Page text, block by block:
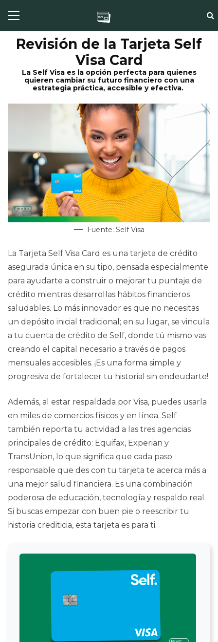
Revisión de la Tarjeta Self
Visa Card
La Self Visa es la opción perfecta para quienes
quieren cambiar su futuro financiero con una
estrategia práctica, accesible y efectiva.
Fuente: Self Visa
La Tarjeta Self Visa Card es una tarjeta de crédito
asegurada única en su tipo, pensada especialmente
para ayudarte a construir o mejorar tu puntaje de
crédito mientras desarrollas hábitos financieros
saludables. Lo más innovador es que no necesitas
un depósito inicial tradicional; en su lugar, se vincula
a tu cuenta de crédito de Self, donde tú mismo vas
creando el capital necesario a través de pagos
mensuales accesibles. ¡Es una forma simple y
progresiva de fortalecer tu historial sin endeudarte!
Además, al estar respaldada por Visa, puedes usarla
en miles de comercios físicos y en línea. Self
también reporta tu actividad a las tres agencias
principales de crédito: Equifax, Experian y
TransUnion, lo que significa que cada paso
responsable que des con tu tarjeta te acerca más a
una mejor salud financiera. Es una combinación
poderosa de educación, tecnología y respaldo real.
Si buscas empezar con buen pie o reescribir tu
historia crediticia, esta tarjeta es para ti.